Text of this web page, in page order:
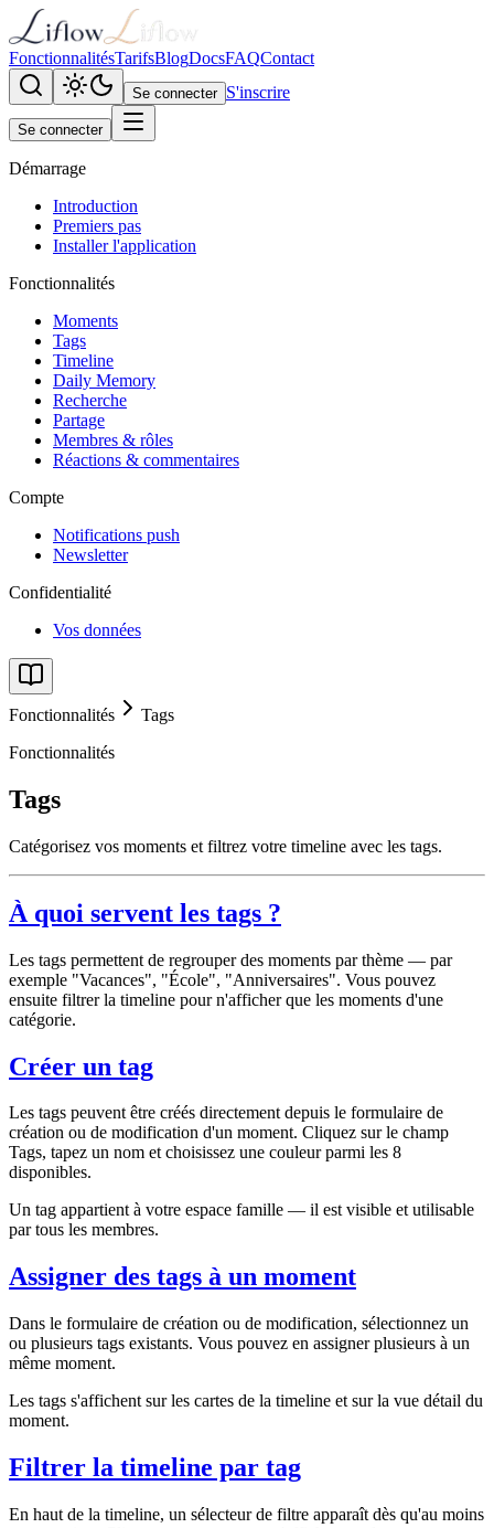
FonctionnalitésTarifsBlogDocsFAQContact
Se connecter S'inscrire
Se connecter
Démarrage
Introduction
Premiers pas
Installer l'application
Fonctionnalités
Moments
Tags
Timeline
Daily Memory
Recherche
Partage
Membres & rôles
Réactions & commentaires
Compte
Notifications push
Newsletter
Confidentialité
Vos données
Fonctionnalités
Tags
Fonctionnalités
Tags
Catégorisez vos moments et filtrez votre timeline avec les tags.
À quoi servent les tags ?
Les tags permettent de regrouper des moments par thème — par
exemple "Vacances", "École", "Anniversaires". Vous pouvez
ensuite filtrer la timeline pour n'afficher que les moments d'une
catégorie.
Créer un tag
Les tags peuvent être créés directement depuis le formulaire de
création ou de modification d'un moment. Cliquez sur le champ
Tags, tapez un nom et choisissez une couleur parmi les 8
disponibles.
Un tag appartient à votre espace famille — il est visible et utilisable
par tous les membres.
Assigner des tags à un moment
Dans le formulaire de création ou de modification, sélectionnez un
ou plusieurs tags existants. Vous pouvez en assigner plusieurs à un
même moment.
Les tags s'affichent sur les cartes de la timeline et sur la vue détail du
moment.
Filtrer la timeline par tag
En haut de la timeline, un sélecteur de filtre apparaît dès qu'au moins